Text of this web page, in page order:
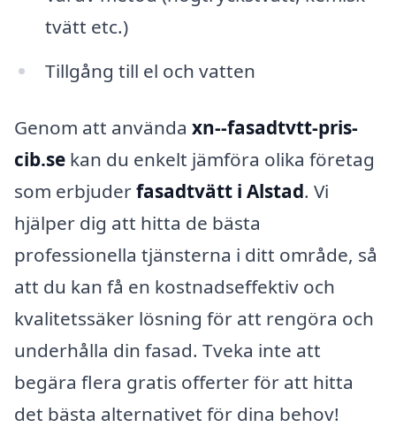
tvätt etc.)
Tillgång till el och vatten
Genom att använda xn--fasadtvtt-pris-
cib.se kan du enkelt jämföra olika företag
som erbjuderfasadtvätt i Alstad. Vi
hjälper dig att hitta de bästa
professionella tjänsterna i ditt område, så
att du kan få en kostnadseffektiv och
kvalitetssäker lösning för att rengöra och
underhålla din fasad. Tveka inte att
begära flera gratis offerter för att hitta
det bästa alternativet för dina behov!